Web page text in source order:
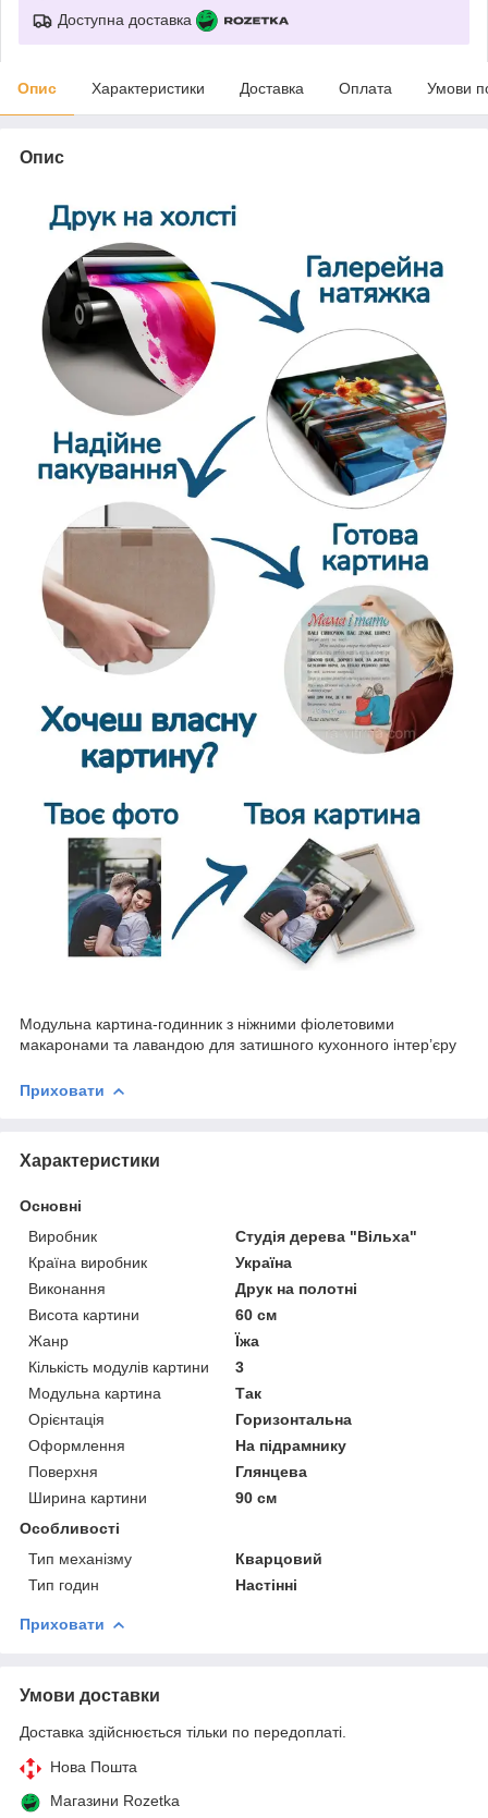
Доступна доставка
Опис Характеристики Доставка Оплата Умови
Опис
Модульна картина-годинник з ніжними фіолетовими
макаронами та лавандою для затишного кухонного інтер’єру
Приховати
Характеристики
Основні
Виробник
Студія дерева "Вільха"
Країна виробник
Україна
Виконання
Друк на полотні
Висота картини
60 см
Жанр
Їжа
Кількість модулів картини
3
Модульна картина
Так
Орієнтація
Горизонтальна
Оформлення
На підрамнику
Поверхня
Глянцева
Ширина картини
90 см
Особливості
Тип механізму
Кварцовий
Тип годин
Настінні
Приховати
Умови доставки
Доставка здійснюється тільки по передоплаті.
Нова Пошта
Магазини Rozetka